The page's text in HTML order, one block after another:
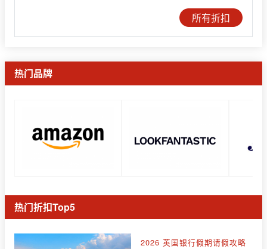
所有折扣
热门品牌
热门折扣Top5
2026 英国银行假期请假攻略